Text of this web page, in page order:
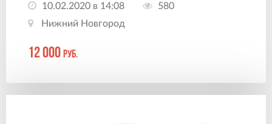
10.02.2020 в 14:08
580
Нижний Новгород
12 000 руб.